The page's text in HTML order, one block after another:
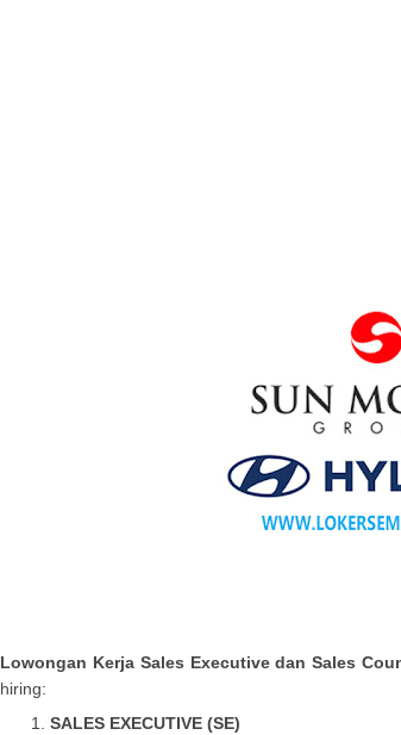
Lowongan Kerja Sales Executive dan Sales
hiring:
SALES EXECUTIVE (SE)